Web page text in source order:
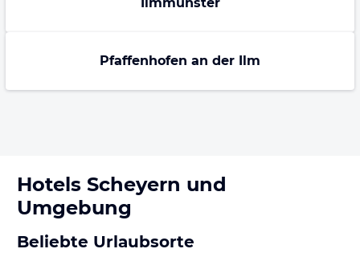
Pfaffenhofen an der Ilm
Hotels Scheyern und
Umgebung
Beliebte Urlaubsorte